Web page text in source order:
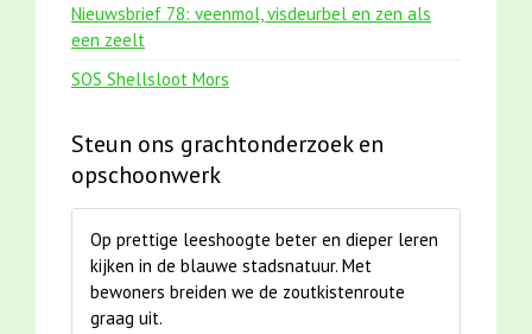
Nieuwsbrief 78: veenmol, visdeurbel en zen als
een zeelt
SOS Shellsloot Mors
Steun ons grachtonderzoek en
opschoonwerk
Op prettige leeshoogte beter en dieper leren
kijken in de blauwe stadsnatuur. Met
bewoners breiden we de zoutkistenroute
graag uit.